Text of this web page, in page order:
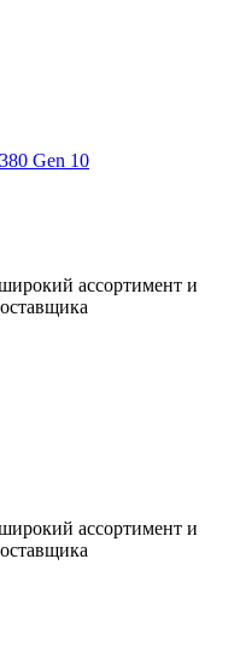
Gen 10
ассортимент и
ассортимент и